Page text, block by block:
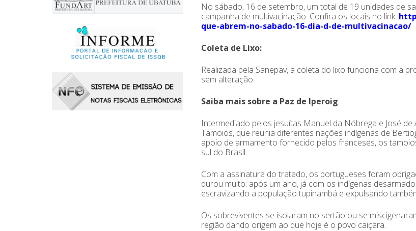
No sábado, 16 de setembro, um total de 19 unidades de
campanha de multivacinação. Confira os locais no link:
que-abrem-no-sabado-16-dia-d-de-multivacinacao/
Coleta de Lixo:
Realizada pela Sanepav, a coleta do lixo funciona com a
sem alteração.
Saiba mais sobre a Paz de Iperoig
Intermediado pelos jesuítas Manuel da Nóbrega e José
Tamoios, que reunia diferentes nações indígenas de
apoio de armamento fornecido pelos franceses, os
sul do Brasil.
Com a assinatura do tratado, os portugueses foram
durou muito: após um ano, já com os indígenas
escravizando a população tupinambá e expulsando
Os sobreviventes se isolaram no sertão ou se
região dando origem ao que hoje é o povo caiçara.